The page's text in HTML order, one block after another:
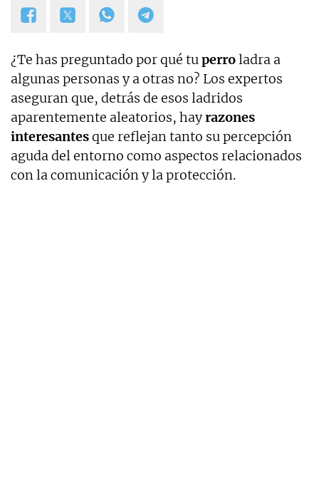
¿Te has preguntado por qué tuperroladra a
algunas personas y a otras no? Los expertos
aseguran que, detrás de esos ladridos
aparentemente aleatorios, hayrazones
interesantesque reflejan tanto su percepción
aguda del entorno como aspectos relacionados
con la comunicación y la protección.